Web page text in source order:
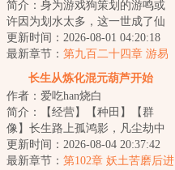
简介：身为游戏狗策划的游鸣或
许因为划水太多，这一世成了仙
侠世界的一条鲤鱼。但他发现，
前世游戏里的作...
更新时间：2026-08-01 04:20:18
最新章节： 第九百二十四章 游易
立道（4k）
长生从炼化混元葫芦开始
作者：爱吃han烧白
简介：【经营】【种田】【群
像】长生路上孤鸿影，凡尘劫中
万壑雷一介凡人重生混乱仙界，
危机并存、惶惶度...
更新时间：2026-08-04 20:37:42
最新章节： 第102章 妖土苦磨后进